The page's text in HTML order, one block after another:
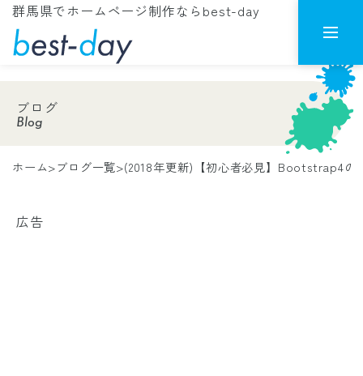
群馬県でホームページ制作ならbest-day
Blog
ブログ
ホーム>ブログ一覧>(2018年更新)【初心者必見】Bootstrap4の
広告